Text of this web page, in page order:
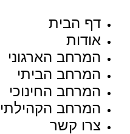
דף הבית
אודות
המרחב הארגוני
המרחב הביתי
המרחב החינוכי
המרחב הקהילתי
צרו קשר